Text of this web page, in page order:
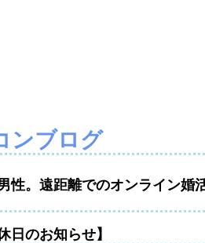
ンブログ
性。遠距離でのオンライン婚
日のお知らせ】